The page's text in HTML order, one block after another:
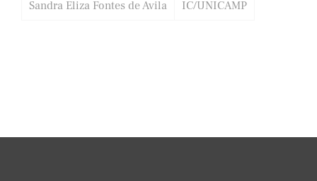
Sandra Eliza Fontes de Avila IC/UNICAMP